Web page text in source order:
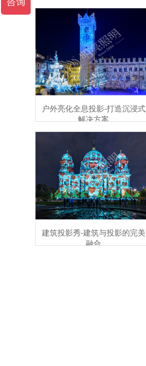
户外亮化全息投影-打造沉浸式
解决方案
建筑投影秀-建筑与投影的完美
融合